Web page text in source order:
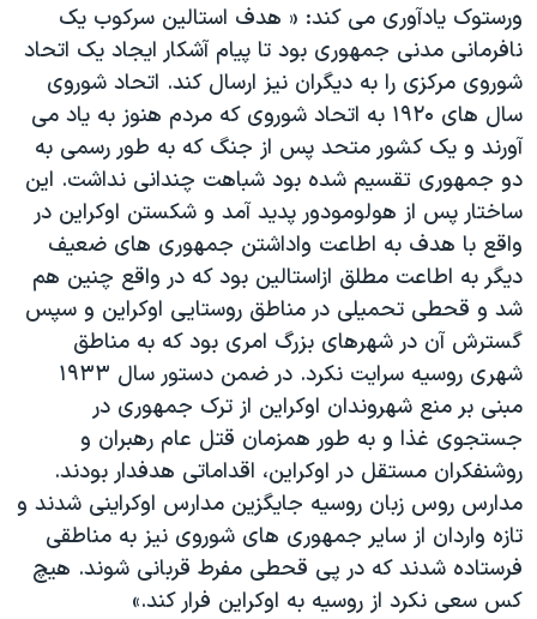
ورستوک یادآوری می کند: « هدف استالین سرکوب یک
نافرمانی مدنی جمهوری بود تا پیام آشکار ایجاد یک اتحاد
شوروی مرکزی را به دیگران نیز ارسال کند. اتحاد شوروی
سال های ۱۹۲۰ به اتحاد شوروی که مردم هنوز به یاد می
آورند و یک کشور متحد پس از جنگ که به طور رسمی به
دو جمهوری تقسیم شده بود شباهت چندانی نداشت. این
ساختار پس از هولومودور پدید آمد و شکستن اوکراین در
واقع با هدف به اطاعت واداشتن جمهوری های ضعیف
دیگر به اطاعت مطلق ازاستالین بود که در واقع چنین هم
شد و قحطی تحمیلی در مناطق روستایی اوکراین و سپس
گسترش آن در شهرهای بزرگ امری بود که به مناطق
شهری روسیه سرایت نکرد. در ضمن دستور سال ۱۹۳۳
مبنی بر منع شهروندان اوکراین از ترک جمهوری در
جستجوی غذا و به طور همزمان قتل عام رهبران و
روشنفکران مستقل در اوکراین، اقداماتی هدفدار بودند.
مدارس روس زبان روسیه جایگزین مدارس اوکراینی شدند و
تازه واردان از سایر جمهوری های شوروی نیز به مناطقی
فرستاده شدند که در پی قحطی مفرط قربانی شوند. هیچ
کس سعی نکرد از روسیه به اوکراین فرار کند.»